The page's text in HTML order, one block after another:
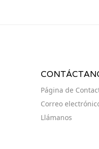
Página de
Correo
Llámanos